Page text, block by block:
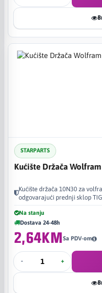
STARPARTS
Kućište Držača
Kućište držača 10N30 za
odgovarajući prednji sklop
Na stanju
Dostava 24-48h
2,64KMSa PDV-om
- +